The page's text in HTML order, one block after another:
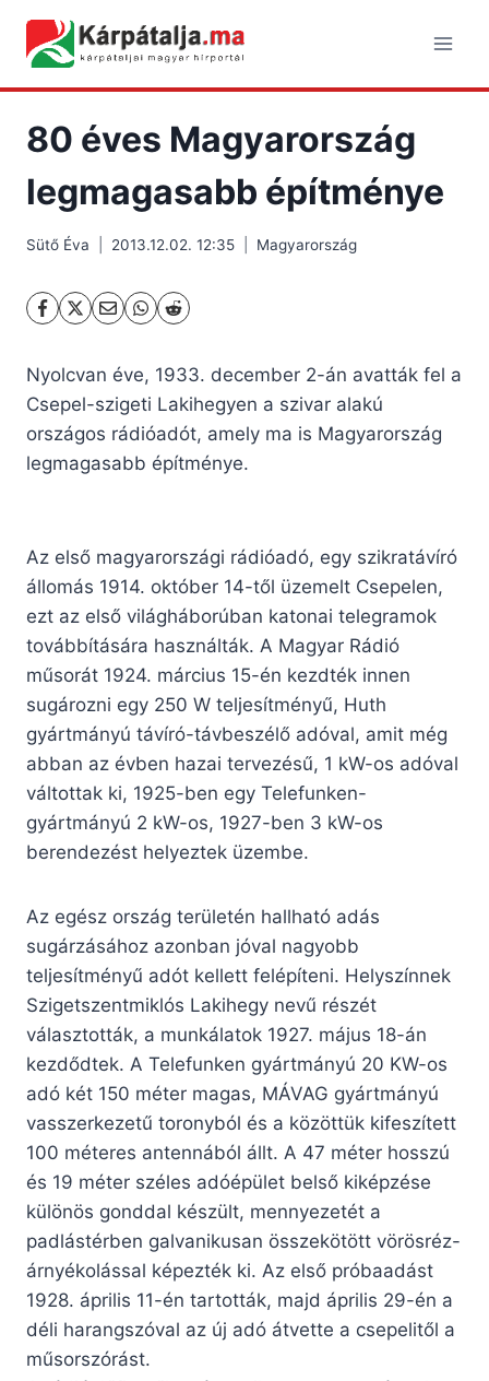
content
80 éves Magyarország
legmagasabb építménye
Sütő Éva 2013.12.02. 12:35 Magyarország
Nyolcvan éve, 1933. december 2-án avatták fel a
Csepel-szigeti Lakihegyen a szivar alakú
országos rádióadót, amely ma is Magyarország
legmagasabb építménye.
Az első magyarországi rádióadó, egy szikratávíró
állomás 1914. október 14-től üzemelt Csepelen,
ezt az első világháborúban katonai telegramok
továbbítására használták. A Magyar Rádió
műsorát 1924. március 15-én kezdték innen
sugározni egy 250 W teljesítményű, Huth
gyártmányú távíró-távbeszélő adóval, amit még
abban az évben hazai tervezésű, 1 kW-os adóval
váltottak ki, 1925-ben egy Telefunken-
gyártmányú 2 kW-os, 1927-ben 3 kW-os
berendezést helyeztek üzembe.
Az egész ország területén hallható adás
sugárzásához azonban jóval nagyobb
teljesítményű adót kellett felépíteni. Helyszínnek
Szigetszentmiklós Lakihegy nevű részét
választották, a munkálatok 1927. május 18-án
kezdődtek. A Telefunken gyártmányú 20 KW-os
adó két 150 méter magas, MÁVAG gyártmányú
vasszerkezetű toronyból és a közöttük kifeszített
100 méteres antennából állt. A 47 méter hosszú
és 19 méter széles adóépület belső kiképzése
különös gonddal készült, mennyezetét a
padlástérben galvanikusan összekötött vörösréz-
árnyékolással képezték ki. Az első próbaadást
1928. április 11-én tartották, majd április 29-én a
déli harangszóval az új adó átvette a csepelitől a
műsorszórást.